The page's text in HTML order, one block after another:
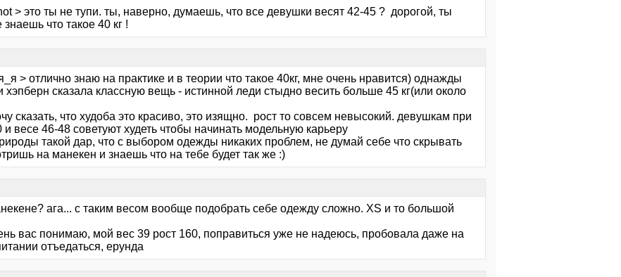
> это ты не тупи. ты, наверно, думаешь, что все девушки весят 42-45 ? дорогой, ты
знаешь что такое 40 кг !
> отлично знаю на практике и в теории что такое 40кг, мне очень нравится) однажды
хэпберн сказала классную вещь - истинной леди стыдно весить больше 45 кг(или около
сказать, что худоба это красиво, это изящно. рост то совсем невысокий. девушкам при
и весе 46-48 советуют худеть чтобы начинать модельную карьеру
такой дар, что с выбором одежды никаких проблем, не думай себе что скрывать
на манекен и знаешь что на тебе будет так же :)
ага... с таким весом вообще подобрать себе одежду сложно. XS и то большой
вас понимаю, мой вес 39 рост 160, поправиться уже не надеюсь, пробовала даже на
отъедаться, ерунда